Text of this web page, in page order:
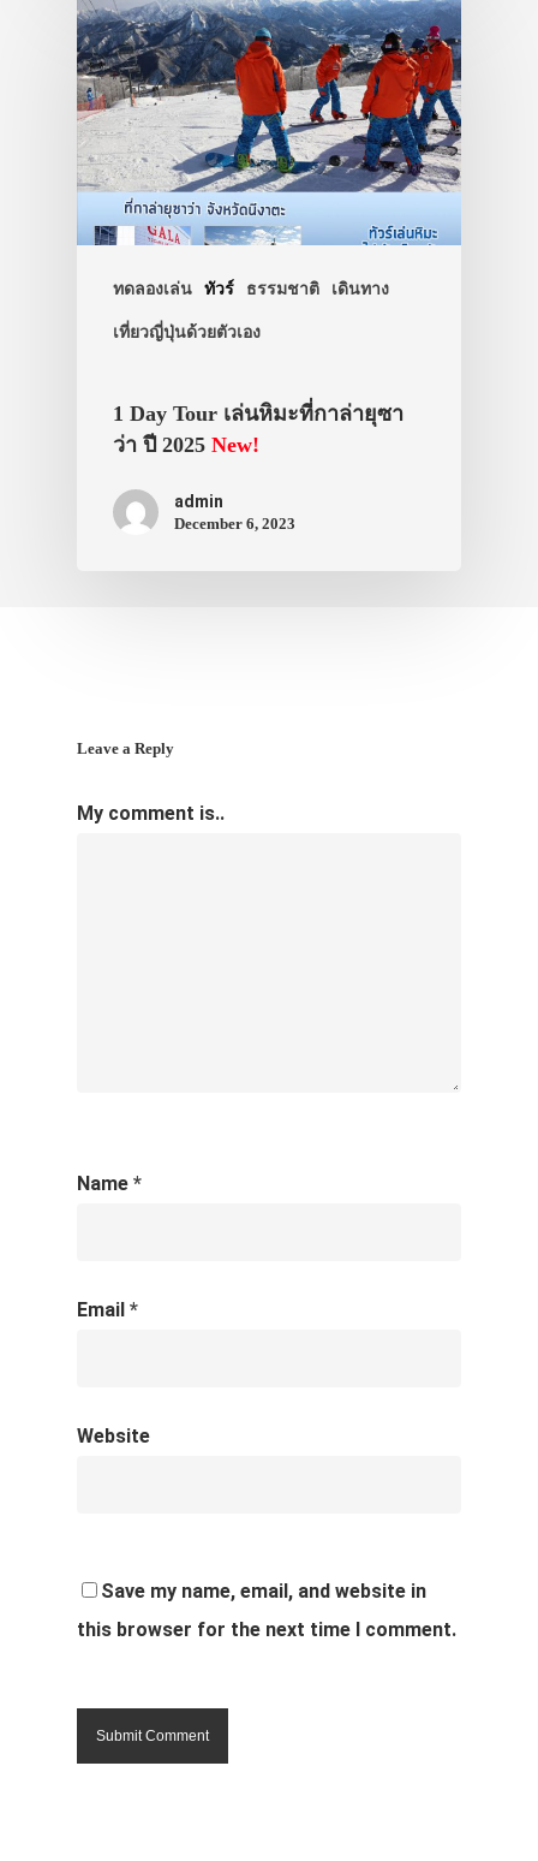
ทดลองเล่น ทัวร์ ธรรมชาติ เดินทาง
เที่ยวญี่ปุ่นด้วยตัวเอง
1 Day Tour เล่นหิมะที่กาล่ายุซา
ว่า ปี 2025 New!
admin
December 6, 2023
Leave a Reply
My comment is..
Name *
Email *
Website
Save my name, email, and website in
this browser for the next time I comment.
ประเทศญี่ปุ่น
เที่ยวญี่ปุ่นด้ว
เอง
รถบัส
เดินทาง
สาระน่ารู้